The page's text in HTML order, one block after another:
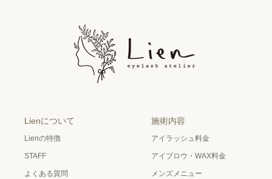
Lienについて
Lienの特徴
STAFF
よくある質問
施術内容
アイラッシュ料金
アイブロウ・WAX料金
メンズメニュー